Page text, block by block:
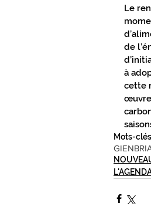
C.C.
Le
de
à
cette
Mots-
GIEN